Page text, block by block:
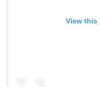
View this